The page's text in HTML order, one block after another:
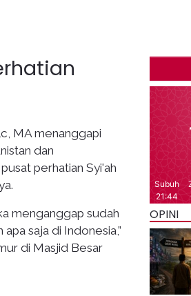
MA menanggapi
dan
perhatian Syi'ah
menganggap sudah
saja di Indonesia,”
di Masjid Besar
OPINI